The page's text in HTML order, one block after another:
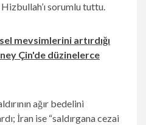
Hizbullah’ı sorumlu tuttu.
mevsimlerini artırdığı
Çin'de düzinelerce
ağır bedelini
İran ise “saldırgana cezai